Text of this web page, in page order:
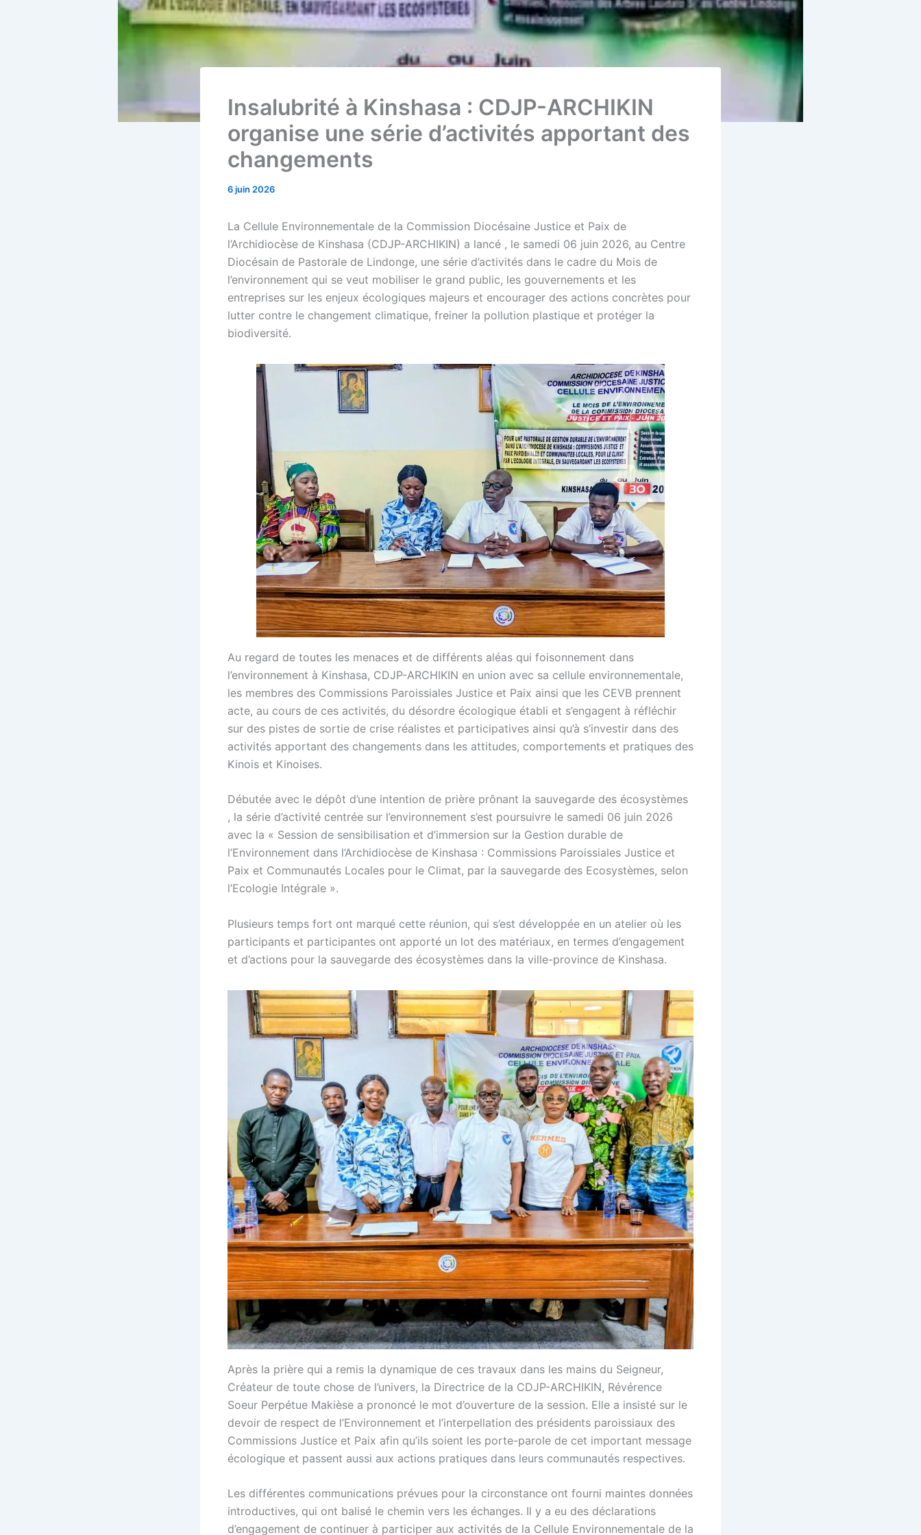
Insalubrité à Kinshasa : CDJP-ARCHIKIN
organise une série d’activités apportant des
changements
6 juin 2026
La Cellule Environnementale de la Commission Diocésaine Justice et Paix de
l’Archidiocèse de Kinshasa (CDJP-ARCHIKIN) a lancé , le samedi 06 juin 2026, au Centre
Diocésain de Pastorale de Lindonge, une série d’activités dans le cadre du Mois de
l’environnement qui se veut mobiliser le grand public, les gouvernements et les
entreprises sur les enjeux écologiques majeurs et encourager des actions concrètes pour
lutter contre le changement climatique, freiner la pollution plastique et protéger la
biodiversité.
Au regard de toutes les menaces et de différents aléas qui foisonnement dans
l’environnement à Kinshasa, CDJP-ARCHIKIN en union avec sa cellule environnementale,
les membres des Commissions Paroissiales Justice et Paix ainsi que les CEVB prennent
acte, au cours de ces activités, du désordre écologique établi et s’engagent à réfléchir
sur des pistes de sortie de crise réalistes et participatives ainsi qu’à s’investir dans des
activités apportant des changements dans les attitudes, comportements et pratiques des
Kinois et Kinoises.
Débutée avec le dépôt d’une intention de prière prônant la sauvegarde des écosystèmes
, la série d’activité centrée sur l’environnement s’est poursuivre le samedi 06 juin 2026
avec la « Session de sensibilisation et d’immersion sur la Gestion durable de
l’Environnement dans l’Archidiocèse de Kinshasa : Commissions Paroissiales Justice et
Paix et Communautés Locales pour le Climat, par la sauvegarde des Ecosystèmes, selon
l’Ecologie Intégrale ».
Plusieurs temps fort ont marqué cette réunion, qui s’est développée en un atelier où les
participants et participantes ont apporté un lot des matériaux, en termes d’engagement
et d’actions pour la sauvegarde des écosystèmes dans la ville-province de Kinshasa.
Après la prière qui a remis la dynamique de ces travaux dans les mains du Seigneur,
Créateur de toute chose de l’univers, la Directrice de la CDJP-ARCHIKIN, Révérence
Soeur Perpétue Makièse a prononcé le mot d’ouverture de la session. Elle a insisté sur le
devoir de respect de l’Environnement et l’interpellation des présidents paroissiaux des
Commissions Justice et Paix afin qu’ils soient les porte-parole de cet important message
écologique et passent aussi aux actions pratiques dans leurs communautés respectives.
Les différentes communications prévues pour la circonstance ont fourni maintes données
introductives, qui ont balisé le chemin vers les échanges. Il y a eu des déclarations
d’engagement de continuer à participer aux activités de la Cellule Environnementale de la